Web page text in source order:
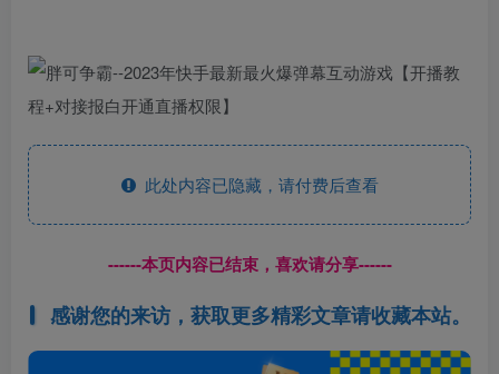
此处内容已隐藏，请付费后查看
------本页内容已结束，喜欢请分享------
感谢您的来访，获取更多精彩文章请收藏本站。